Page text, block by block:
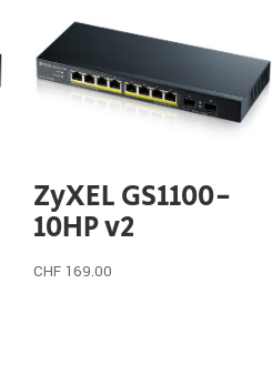
ZyXEL GS1100-
10HP v2
CHF 169.00